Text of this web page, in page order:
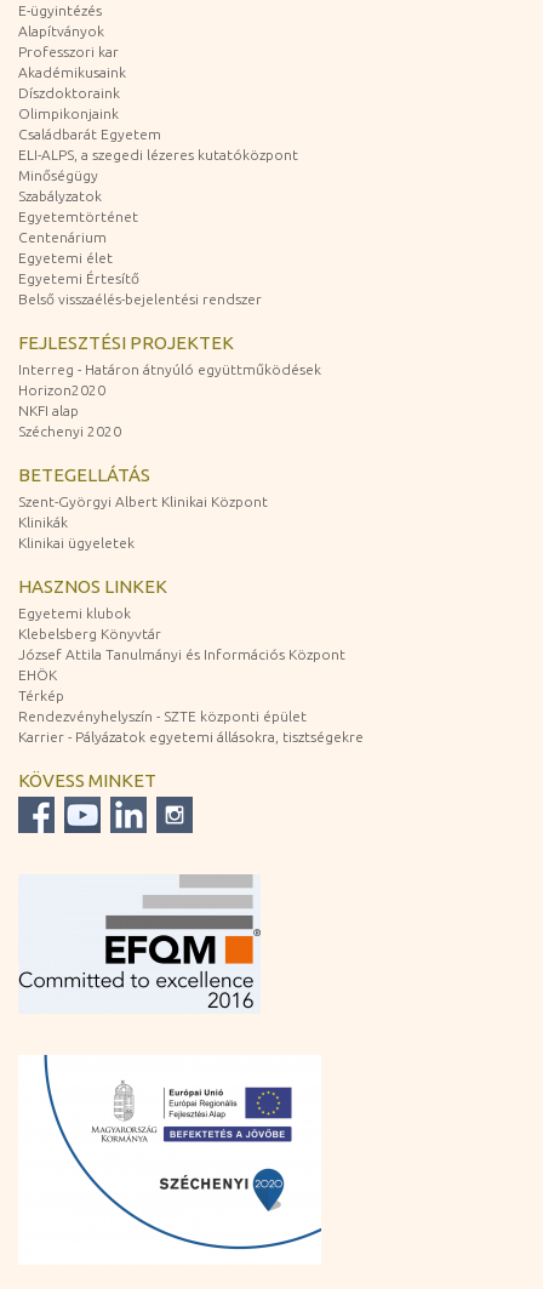
E-ügyintézés
Alapítványok
Professzori kar
Akadémikusaink
Díszdoktoraink
Olimpikonjaink
Családbarát Egyetem
ELI-ALPS, a szegedi lézeres kutatóközpont
Minőségügy
Szabályzatok
Egyetemtörténet
Centenárium
Egyetemi élet
Egyetemi Értesítő
Belső visszaélés-bejelentési rendszer
FEJLESZTÉSI PROJEKTEK
Interreg - Határon átnyúló együttműködések
Horizon2020
NKFI alap
Széchenyi 2020
BETEGELLÁTÁS
Szent-Györgyi Albert Klinikai Központ
Klinikák
Klinikai ügyeletek
HASZNOS LINKEK
Egyetemi klubok
Klebelsberg Könyvtár
József Attila Tanulmányi és Információs Központ
EHÖK
Térkép
Rendezvényhelyszín - SZTE központi épület
Karrier - Pályázatok egyetemi állásokra, tisztségekre
KÖVESS MINKET